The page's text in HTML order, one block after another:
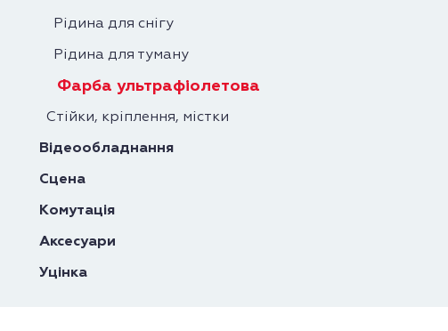
Рідина для снігу
Рідина для туману
Фарба ультрафіолетова
Стійки, кріплення, містки
Відеообладнання
Сцена
Комутація
Аксесуари
Уцінка